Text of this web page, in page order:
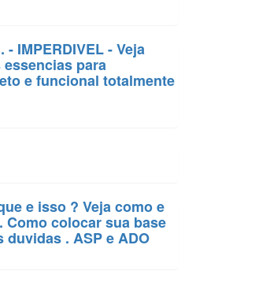
IMPERDIVEL - Veja
para
e funcional totalmente
e isso ? Veja como e
Como colocar sua base
. ASP e ADO